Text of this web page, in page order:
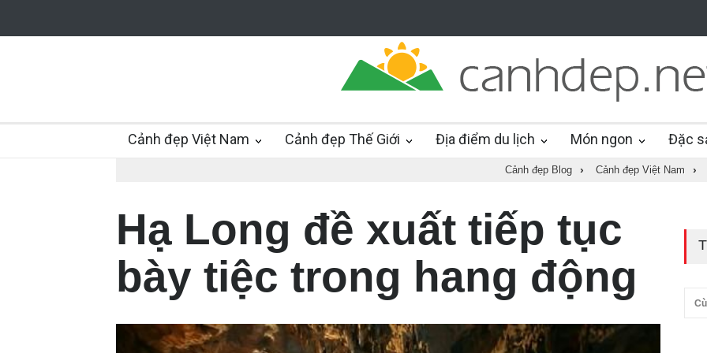
Cảnh đẹp Việt Nam Cảnh đẹp Thế Giới Địa điểm du lịch Món ngon Đặc
Cảnh đẹp Blog › Cảnh đẹp Việt Nam ›
Hạ Long đề xuất tiếp tục
bày tiệc trong hang động